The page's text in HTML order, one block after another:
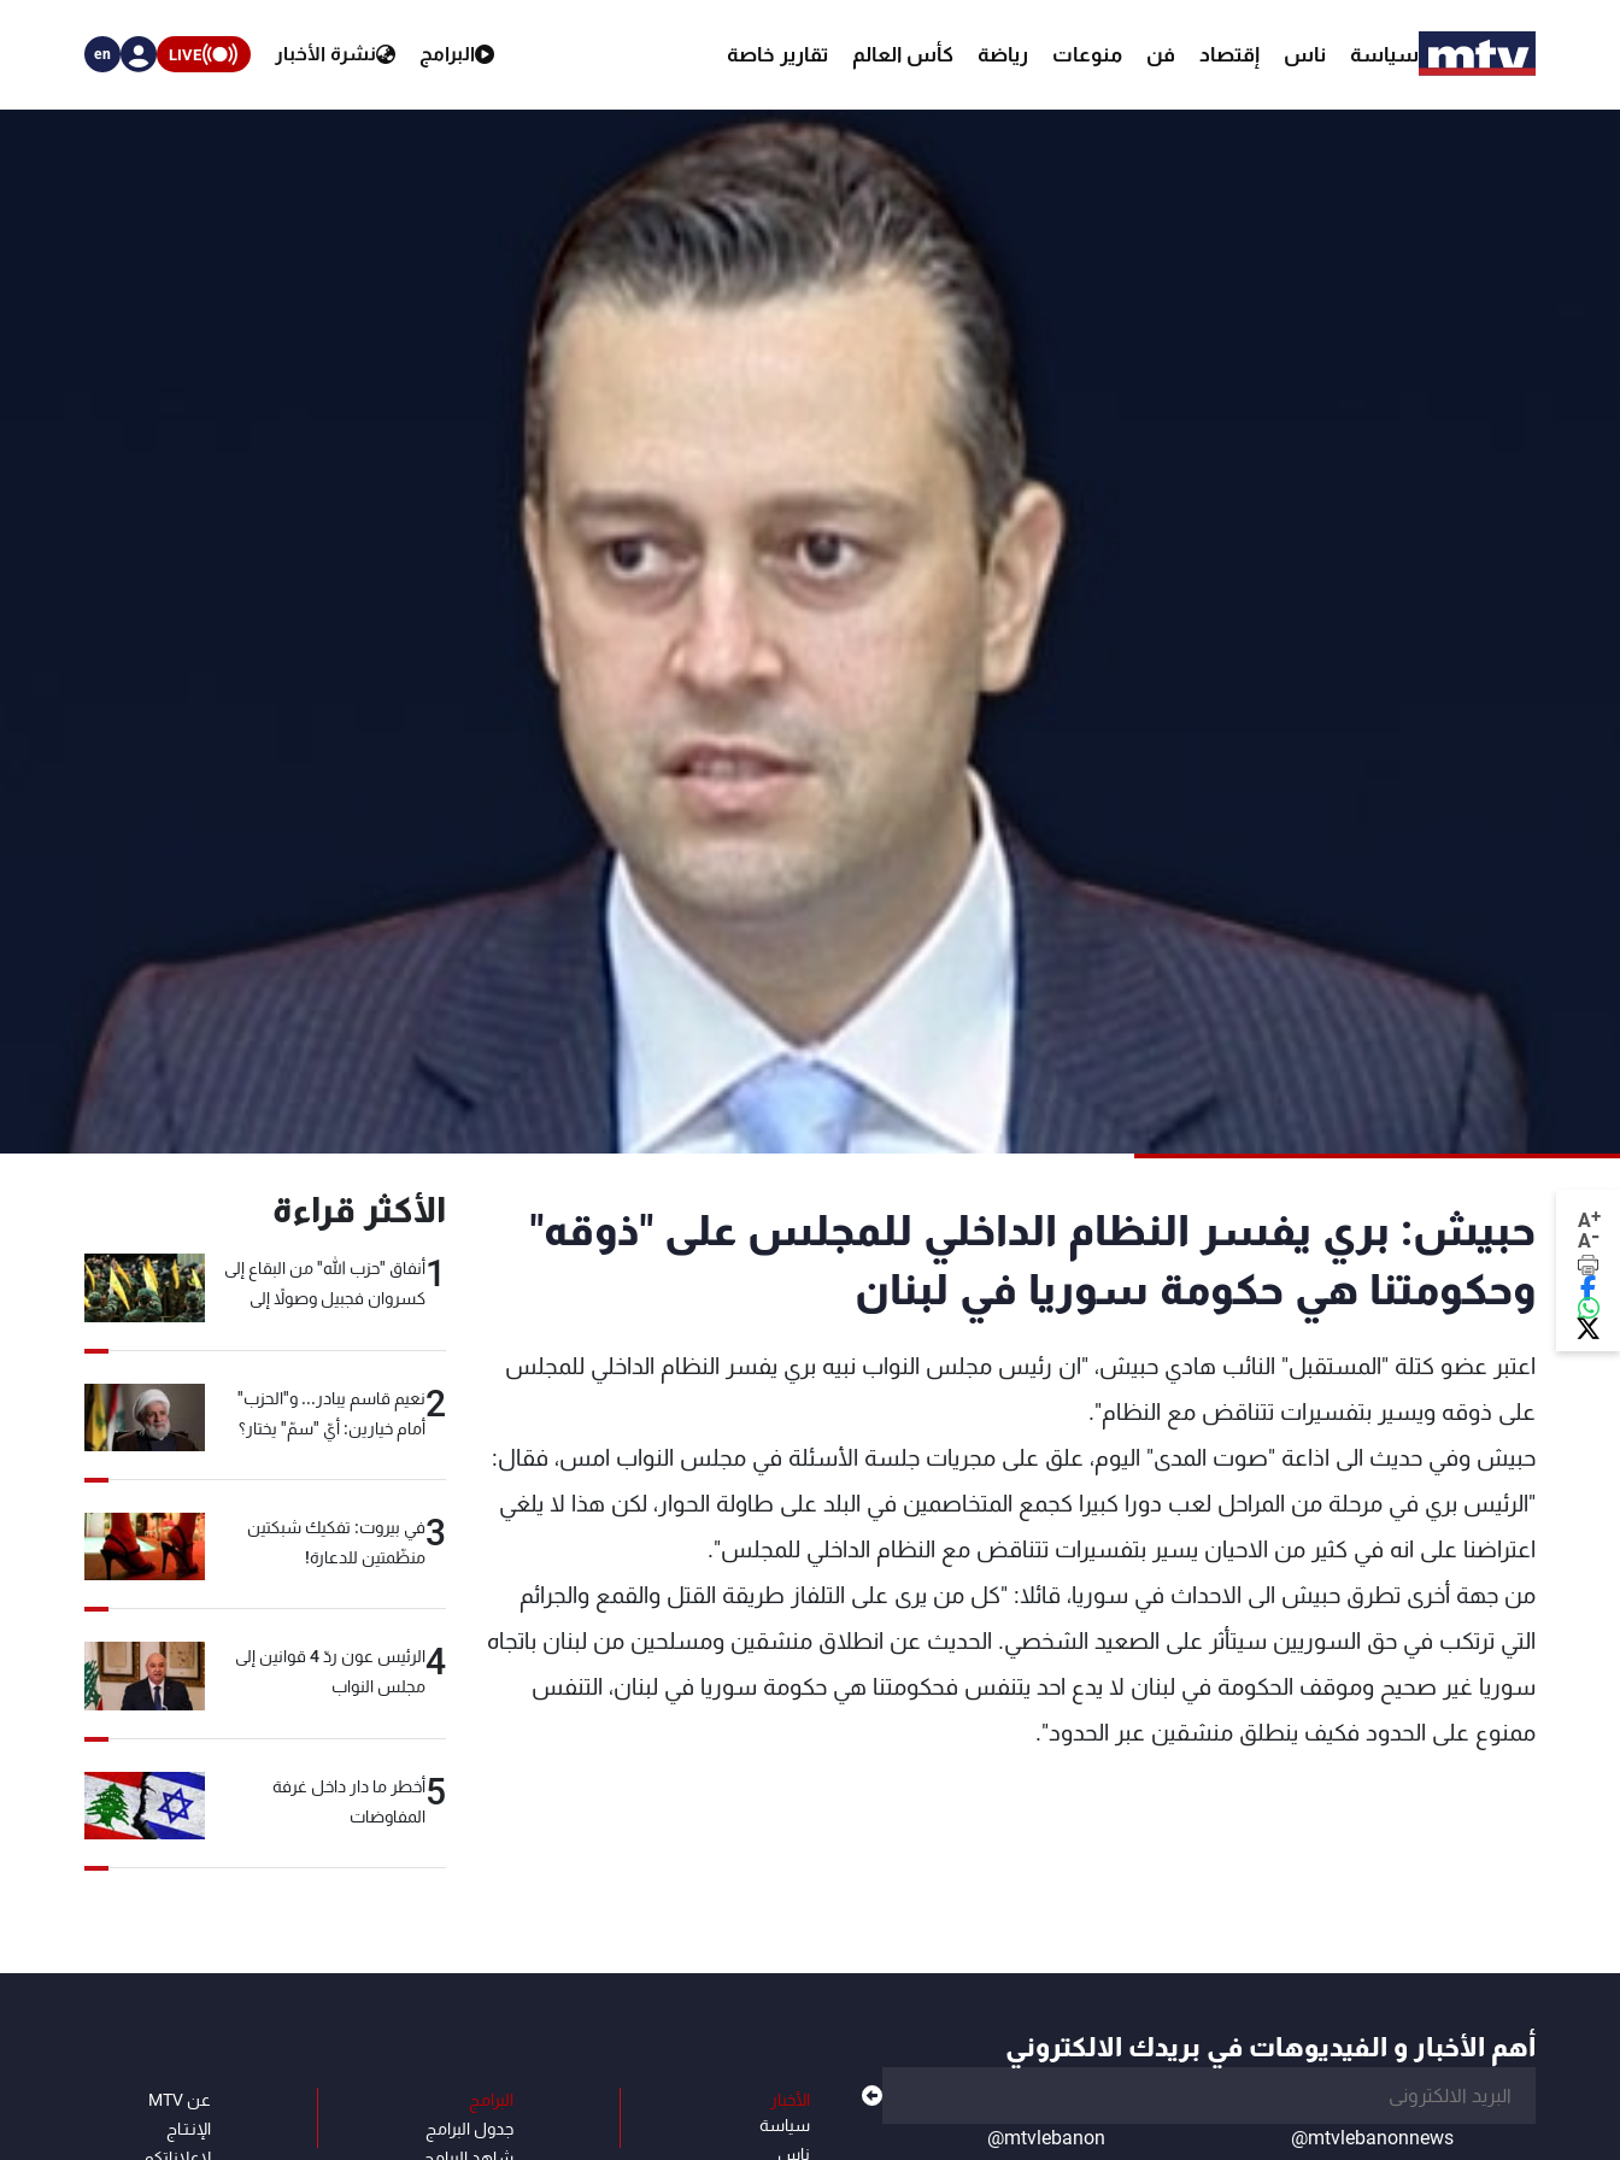
سياسة ناس إقتصاد فن منوعات رياضة كأس العالم تقارير خاصة البرامج نشرة الأخبار LIVE
en
A+
A-
حبيش: بري يفسر النظام الداخلي للمجلس على "ذوقه"
وحكومتنا هي حكومة سوريا في لبنان
اعتبر عضو كتلة "المستقبل" النائب هادي حبيش، "ان رئيس مجلس النواب نبيه بري يفسر النظام الداخلي للمجلس
على ذوقه ويسير بتفسيرات تتناقض مع النظام".
حبيش وفي حديث الى اذاعة "صوت المدى" اليوم، علق على مجريات جلسة الأسئلة في مجلس النواب امس، فقال:
"الرئيس بري في مرحلة من المراحل لعب دورا كبيرا كجمع المتخاصمين في البلد على طاولة الحوار، لكن هذا لا يلغي
اعتراضنا على انه في كثير من الاحيان يسير بتفسيرات تتناقض مع النظام الداخلي للمجلس".
من جهة أخرى تطرق حبيش الى الاحداث في سوريا، قائلا: "كل من يرى على التلفاز طريقة القتل والقمع والجرائم
التي ترتكب في حق السوريين سيتأثر على الصعيد الشخصي. الحديث عن انطلاق منشقين ومسلحين من لبنان باتجاه
سوريا غير صحيح وموقف الحكومة في لبنان لا يدع احد يتنفس فحكومتنا هي حكومة سوريا في لبنان، التنفس
ممنوع على الحدود فكيف ينطلق منشقين عبر الحدود".
الأكثر قراءة
1أنفاق "حزب الله" من البقاع إلى
كسروان فجبيل وصولاً إلى
2نعيم قاسم يبادر... و"الحزب"
أمام خيارين: أيّ "سمّ" يختار؟
3في بيروت: تفكيك شبكتين
منظّمتين للدعارة!
4
الرئيس عون ردّ 4 قوانين إلى
مجلس النواب
5أخطر ما دار داخل غرفة
المفاوضات
أهم الأخبار و الفيديوهات في بريدك الالكتروني
@mtvlebanonnews
@mtvlebanon
الأخبار
سياسة
ناس
البرامج
جدول البرامج
عن MTV
الإنـتـاج